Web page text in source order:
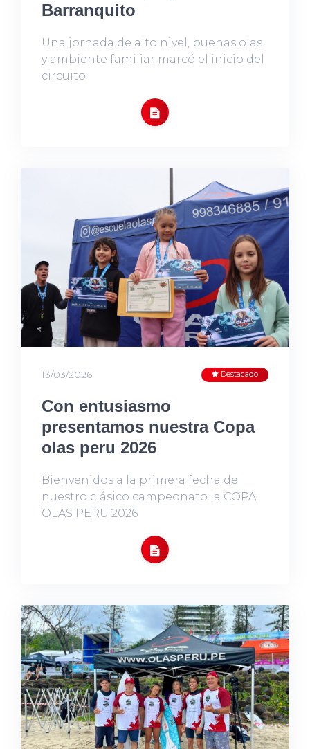
Barranquito
Una jornada de alto nivel, buenas olas
y ambiente familiar marcó el inicio del
circuito
13/03/2026 Destacado
Con entusiasmo
presentamos nuestra Copa
olas peru 2026
Bienvenidos a la primera fecha de
nuestro clásico campeonato la COPA
OLAS PERU 2026